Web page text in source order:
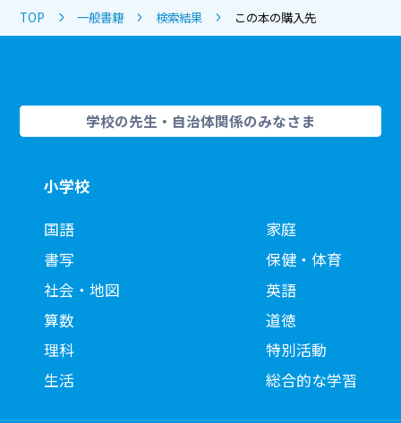
TOP 一般書籍 検索結果 この本の購入先
学校の先生・自治体関係のみなさま
小学校
国語
書写
社会・地図
算数
理科
生活
家庭
保健・体育
英語
道徳
特別活動
総合的な学習